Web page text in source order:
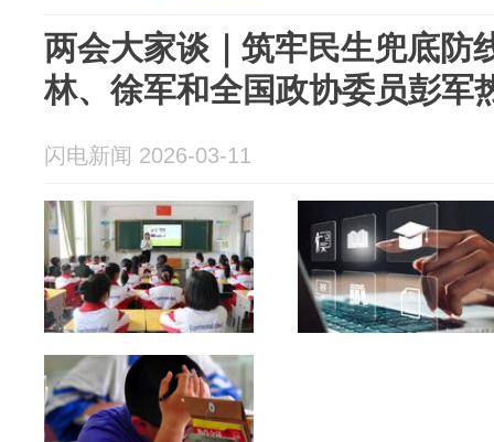
两会大家谈｜筑牢民生兜底防
林、徐军和全国政协委员彭军
闪电新闻 2026-03-11